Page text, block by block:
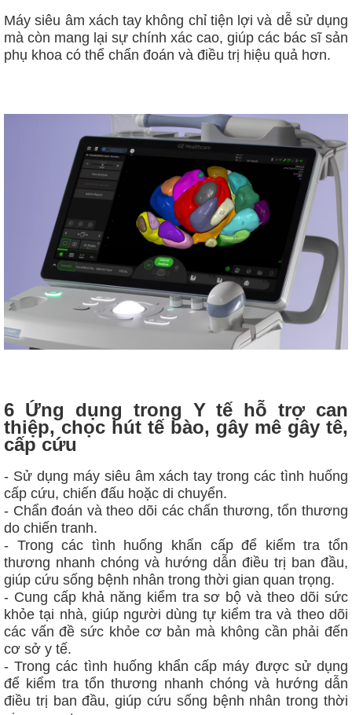
Máy siêu âm xách tay không chỉ tiện lợi và dễ sử dụng
mà còn mang lại sự chính xác cao, giúp các bác sĩ sản
phụ khoa có thể chẩn đoán và điều trị hiệu quả hơn.
6 Ứng dụng trong Y tế hỗ trợ can
thiệp, chọc hút tế bào, gây mê gây tê,
cấp cứu
- Sử dụng máy siêu âm xách tay trong các tình huống
cấp cứu, chiến đấu hoặc di chuyển.
- Chẩn đoán và theo dõi các chấn thương, tổn thương
do chiến tranh.
- Trong các tình huống khẩn cấp để kiểm tra tổn
thương nhanh chóng và hướng dẫn điều trị ban đầu,
giúp cứu sống bệnh nhân trong thời gian quan trọng.
- Cung cấp khả năng kiểm tra sơ bộ và theo dõi sức
khỏe tại nhà, giúp người dùng tự kiểm tra và theo dõi
các vấn đề sức khỏe cơ bản mà không cần phải đến
cơ sở y tế.
- Trong các tình huống khẩn cấp máy được sử dụng
để kiểm tra tổn thương nhanh chóng và hướng dẫn
điều trị ban đầu, giúp cứu sống bệnh nhân trong thời